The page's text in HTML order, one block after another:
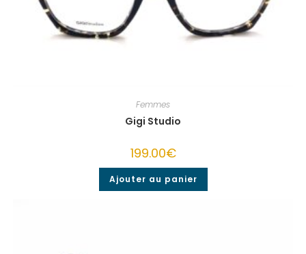
Femmes
Gigi Studio
199.00€
Ajouter au panier